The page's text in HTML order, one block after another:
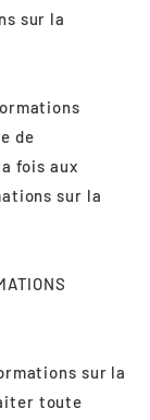
sur la
de
fois aux
sur la
sur la
toute